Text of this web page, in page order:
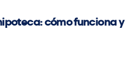
cómo funciona y